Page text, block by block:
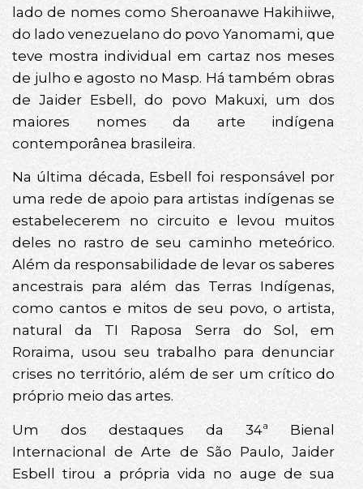
lado de nomes como Sheroanawe Hakihiiwe,
do lado venezuelano do povo Yanomami, que
teve mostra individual em cartaz nos meses
de julho e agosto no Masp. Há também obras
de Jaider Esbell, do povo Makuxi, um dos
maiores nomes da arte indígena
contemporânea brasileira.
Na última década, Esbell foi responsável por
uma rede de apoio para artistas indígenas se
estabelecerem no circuito e levou muitos
deles no rastro de seu caminho meteórico.
Além da responsabilidade de levar os saberes
ancestrais para além das Terras Indígenas,
como cantos e mitos de seu povo, o artista,
natural da TI Raposa Serra do Sol, em
Roraima, usou seu trabalho para denunciar
crises no território, além de ser um crítico do
próprio meio das artes.
Um dos destaques da 34ª Bienal
Internacional de Arte de São Paulo, Jaider
Esbell tirou a própria vida no auge de sua